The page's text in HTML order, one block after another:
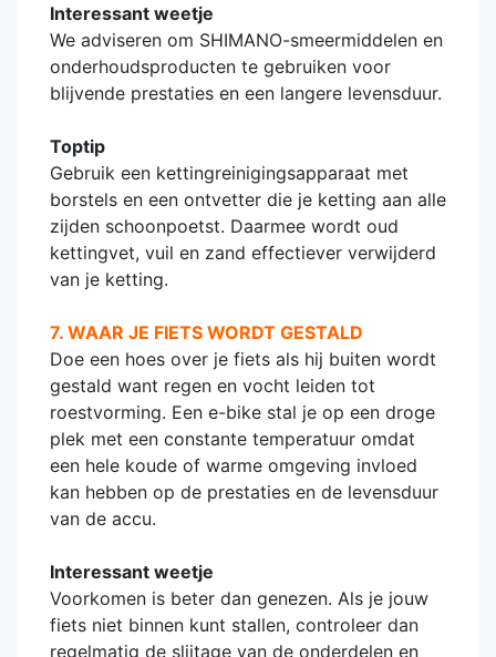
Interessant weetje
We adviseren om SHIMANO-smeermiddelen en
onderhoudsproducten te gebruiken voor
blijvende prestaties en een langere levensduur.
Toptip
Gebruik een kettingreinigingsapparaat met
borstels en een ontvetter die je ketting aan alle
zijden schoonpoetst. Daarmee wordt oud
kettingvet, vuil en zand effectiever verwijderd
van je ketting.
7. WAAR JE FIETS WORDT GESTALD
Doe een hoes over je fiets als hij buiten wordt
gestald want regen en vocht leiden tot
roestvorming. Een e-bike stal je op een droge
plek met een constante temperatuur omdat
een hele koude of warme omgeving invloed
kan hebben op de prestaties en de levensduur
van de accu.
Interessant weetje
Voorkomen is beter dan genezen. Als je jouw
fiets niet binnen kunt stallen, controleer dan
regelmatig de slijtage van de onderdelen en